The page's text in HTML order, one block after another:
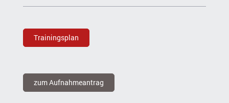
Trainingsplan
zum Aufnahmeantrag